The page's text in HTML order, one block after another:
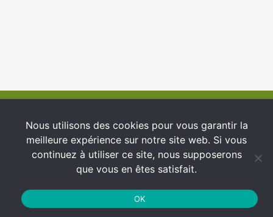
Nous utilisons des cookies pour vous garantir la
meilleure expérience sur notre site web. Si vous
continuez à utiliser ce site, nous supposerons
que vous en êtes satisfait.
OK
Conditions générales d’utilisation
Protection des Données